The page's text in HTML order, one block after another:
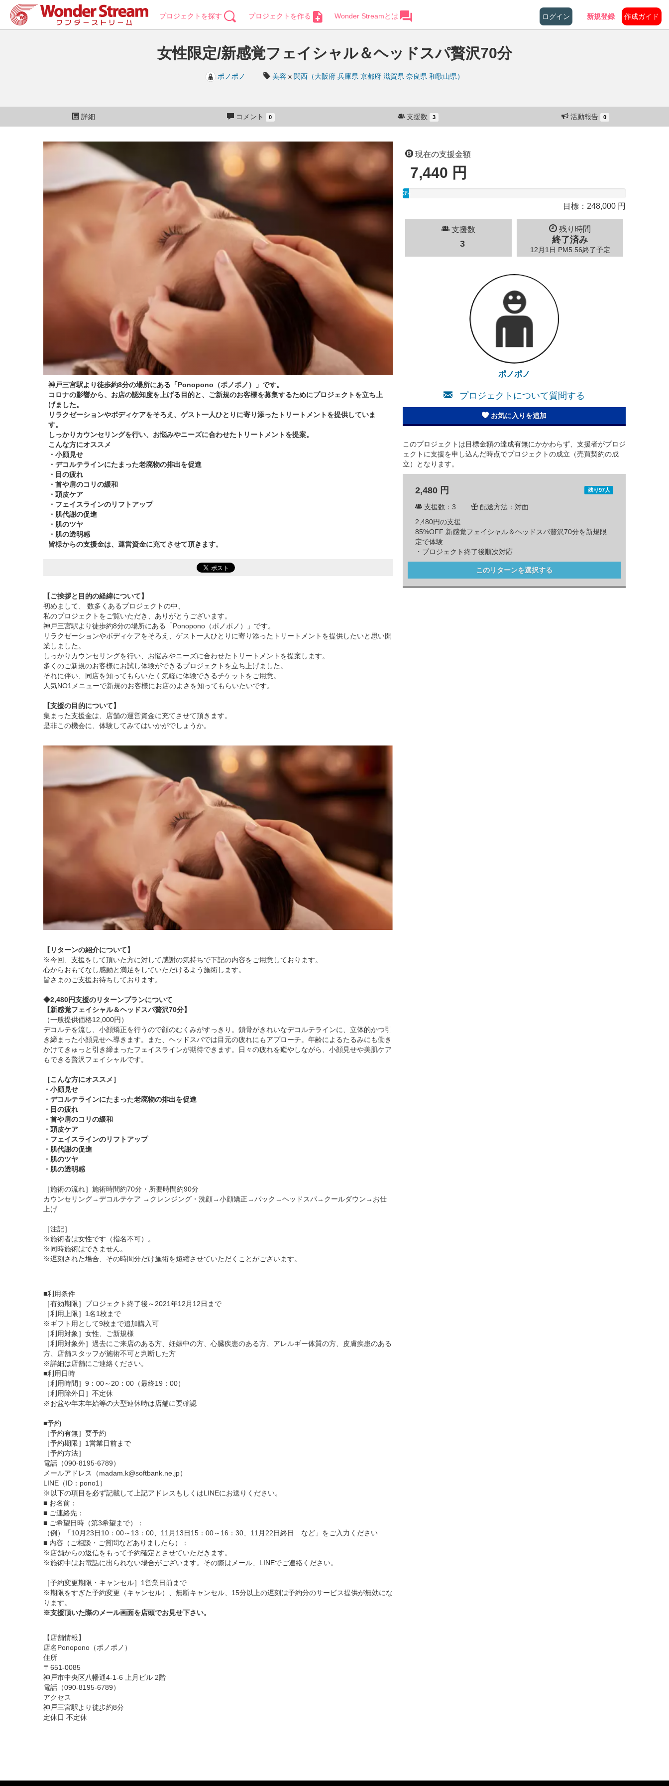
プロジェクトを探す プロジェクトを作る Wonder Streamとは ログイン 新規登録 作成ガイド
女性限定/新感覚フェイシャル＆ヘッドスパ贅沢70分
ポノポノ 美容 x 関西（大阪府 兵庫県 京都府 滋賀県 奈良県 和歌山県）
詳細 コメント 0 支援数 3 活動報告 0
神戸三宮駅より徒歩約8分の場所にある「Ponopono（ポノポノ）」です。
コロナの影響から、お店の認知度を上げる目的と、ご新規のお客様を募集するためにプロジェクトを立ち上
げました。
リラクゼーションやボディケアをそろえ、ゲスト一人ひとりに寄り添ったトリートメントを提供していま
す。
しっかりカウンセリングを行い、お悩みやニーズに合わせたトリートメントを提案。
こんな方にオススメ
・小顔見せ
・デコルテラインにたまった老廃物の排出を促進
・目の疲れ
・首や肩のコリの緩和
・頭皮ケア
・フェイスラインのリフトアップ
・肌代謝の促進
・肌のツヤ
・肌の透明感
皆様からの支援金は、運営資金に充てさせて頂きます。
【ご挨拶と目的の経緯について】
初めまして、 数多くあるプロジェクトの中、
私のプロジェクトをご覧いただき、ありがとうございます。
神戸三宮駅より徒歩約8分の場所にある「Ponopono（ポノポノ）」です。
リラクゼーションやボディケアをそろえ、ゲスト一人ひとりに寄り添ったトリートメントを提供したいと思い開
業しました。
しっかりカウンセリングを行い、お悩みやニーズに合わせたトリートメントを提案します。
多くのご新規のお客様にお試し体験ができるプロジェクトを立ち上げました。
それに伴い、同店を知ってもらいたく気軽に体験できるチケットをご用意。
人気NO1メニューで新規のお客様にお店のよさを知ってもらいたいです。
【支援の目的について】
集まった支援金は、店舗の運営資金に充てさせて頂きます。
是非この機会に、体験してみてはいかがでしょうか。
【リターンの紹介について】
※今回、支援をして頂いた方に対して感謝の気持ちで下記の内容をご用意しております。
心からおもてなし感動と満足をしていただけるよう施術します。
皆さまのご支援お待ちしております。
◆2,480円支援のリターンプランについて
【新感覚フェイシャル＆ヘッドスパ贅沢70分】
（一般提供価格12,000円）
デコルテを流し、小顔矯正を行うので顔のむくみがすっきり。鎖骨がきれいなデコルテラインに、立体的かつ引
き締まった小顔見せへ導きます。また、ヘッドスパでは目元の疲れにもアプローチ。年齢によるたるみにも働き
かけてきゅっと引き締まったフェイスラインが期待できます。日々の疲れを癒やしながら、小顔見せや美肌ケア
もできる贅沢フェイシャルです。
［こんな方にオススメ］
・小顔見せ
・デコルテラインにたまった老廃物の排出を促進
・目の疲れ
・首や肩のコリの緩和
・頭皮ケア
・フェイスラインのリフトアップ
・肌代謝の促進
・肌のツヤ
・肌の透明感
［施術の流れ］施術時間約70分・所要時間約90分
カウンセリング→デコルテケア →クレンジング・洗顔→小顔矯正→パック→ヘッドスパ→クールダウン→お仕
上げ
［注記］
※施術者は女性です（指名不可）。
※同時施術はできません。
※遅刻された場合、その時間分だけ施術を短縮させていただくことがございます。
■利用条件
［有効期限］プロジェクト終了後～2021年12月12日まで
［利用上限］1名1枚まで
※ギフト用として9枚まで追加購入可
［利用対象］女性、ご新規様
［利用対象外］過去にご来店のある方、妊娠中の方、心臓疾患のある方、アレルギー体質の方、皮膚疾患のある
方、店舗スタッフが施術不可と判断した方
※詳細は店舗にご連絡ください。
■利用日時
［利用時間］9：00～20：00（最終19：00）
［利用除外日］不定休
※お盆や年末年始等の大型連休時は店舗に要確認
■予約
［予約有無］要予約
［予約期限］1営業日前まで
［予約方法］
電話（090-8195-6789）
メールアドレス（madam.k@softbank.ne.jp）
LINE（ID：pono1）
※以下の項目を必ず記載して上記アドレスもしくはLINEにお送りください。
■ お名前：
■ ご連絡先：
■ ご希望日時（第3希望まで）：
（例）「10月23日10：00～13：00、11月13日15：00～16：30、11月22日終日 など」をご入力ください
■ 内容（ご相談・ご質問などありましたら）：
※店舗からの返信をもって予約確定とさせていただきます。
※施術中はお電話に出られない場合がございます。その際はメール、LINEでご連絡ください。
［予約変更期限・キャンセル］1営業日前まで
※期限をすぎた予約変更（キャンセル）、無断キャンセル、15分以上の遅刻は予約分のサービス提供が無効にな
ります。
※支援頂いた際のメール画面を店頭でお見せ下さい。
【店舗情報】
店名Ponopono（ポノポノ）
住所
〒651-0085
神戸市中央区八幡通4-1-6 上月ビル 2階
電話（090-8195-6789）
アクセス
神戸三宮駅より徒歩約8分
定休日 不定休
現在の支援金額
7,440 円
3%
目標：248,000 円
支援数
3
残り時間
終了済み
12月1日 PM5:56終了予定
ポノポノ
プロジェクトについて質問する
お気に入りを追加
このプロジェクトは目標金額の達成有無にかかわらず、支援者がプロジ
ェクトに支援を申し込んだ時点でプロジェクトの成立（売買契約の成
立）となります。
2,480 円 残り97人
支援数：3
配送方法：対面
2,480円の支援
85%OFF 新感覚フェイシャル＆ヘッドスパ贅沢70分を新規限
定で体験
・プロジェクト終了後順次対応
このリターンを選択する